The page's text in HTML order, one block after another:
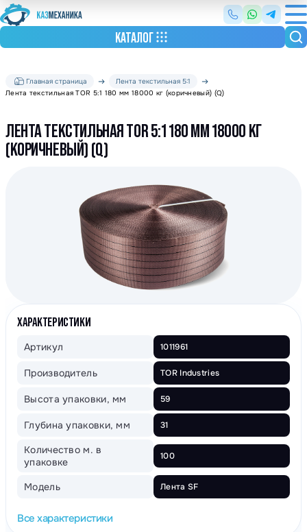
КАТАЛОГ
Главная страница
Лента текстильная 5:1
Лента текстильная TOR 5:1 180 мм 18000 кг (коричневый) (Q)
ЛЕНТА ТЕКСТИЛЬНАЯ TOR 5:1 180 ММ 18000 КГ
(КОРИЧНЕВЫЙ) (Q)
ХАРАКТЕРИСТИКИ
Артикул 1011961
Производитель TOR Industries
Высота упаковки, мм 59
Глубина упаковки, мм 31
Количество м. в
упаковке
100
Модель Лента SF
Все характеристики